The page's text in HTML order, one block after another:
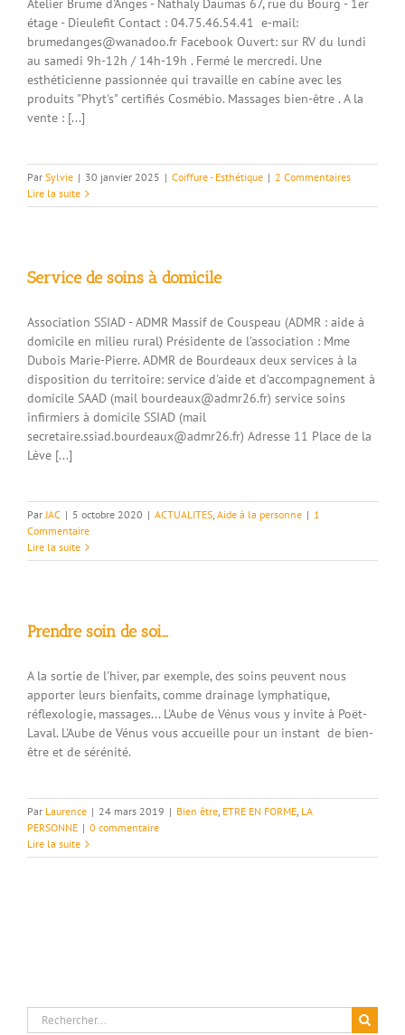
Atelier Brume d'Anges - Nathaly Daumas 67, rue du Bourg - 1er
étage - Dieulefit Contact : 04.75.46.54.41 e-mail:
brumedanges@wanadoo.fr Facebook Ouvert: sur RV du lundi
au samedi 9h-12h / 14h-19h . Fermé le mercredi. Une
esthéticienne passionnée qui travaille en cabine avec les
produits "Phyt's" certifiés Cosmébio. Massages bien-être . A la
vente : [...]
Par Sylvie | 30 janvier 2025 | Coiffure - Esthétique | 2 Commentaires
Lire la suite
Service de soins à domicile
Association SSIAD - ADMR Massif de Couspeau (ADMR : aide à
domicile en milieu rural) Présidente de l’association : Mme
Dubois Marie-Pierre. ADMR de Bourdeaux deux services à la
disposition du territoire: service d'aide et d’accompagnement à
domicile SAAD (mail bourdeaux@admr26.fr) service soins
infirmiers à domicile SSIAD (mail
secretaire.ssiad.bourdeaux@admr26.fr) Adresse 11 Place de la
Lève [...]
ParJAC | 5 octobre 2020 | ACTUALITES, Aide à la personne | 1
Commentaire
Lire la suite
Prendre soin de soi…
A la sortie de l'hiver, par exemple, des soins peuvent nous
apporter leurs bienfaits, comme drainage lymphatique,
réflexologie, massages... L'Aube de Vénus vous y invite à Poët-
Laval. L'Aube de Vénus vous accueille pour un instant de bien-
être et de sérénité.
Par Laurence | 24 mars 2019 | Bien être, ETRE EN FORME, LA
PERSONNE | 0 commentaire
Lire la suite
Rechercher: